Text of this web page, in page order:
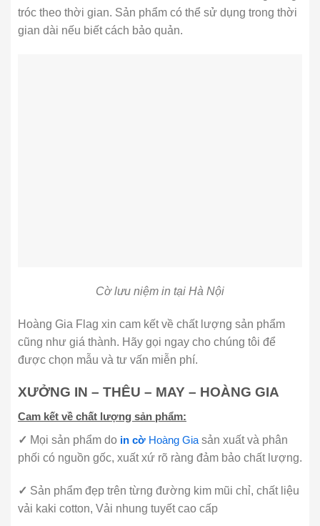
tróc theo thời gian. Sản phẩm có thể sử dụng trong thời
gian dài nếu biết cách bảo quản.
Cờ lưu niệm in tại Hà Nội
Hoàng Gia Flag xin cam kết về chất lượng sản phẩm
cũng như giá thành. Hãy gọi ngay cho chúng tôi để
được chọn mẫu và tư vấn miễn phí.
XƯỞNG IN – THÊU – MAY – HOÀNG GIA
Cam kết về chất lượng sản phẩm:
✓ Mọi sản phẩm do in cờ Hoàng Gia sản xuất và phân
phối có nguồn gốc, xuất xứ rõ ràng đảm bảo chất lượng.
✓ Sản phẩm đẹp trên từng đường kim mũi chỉ, chất liệu
vải kaki cotton, Vải nhung tuyết cao cấp